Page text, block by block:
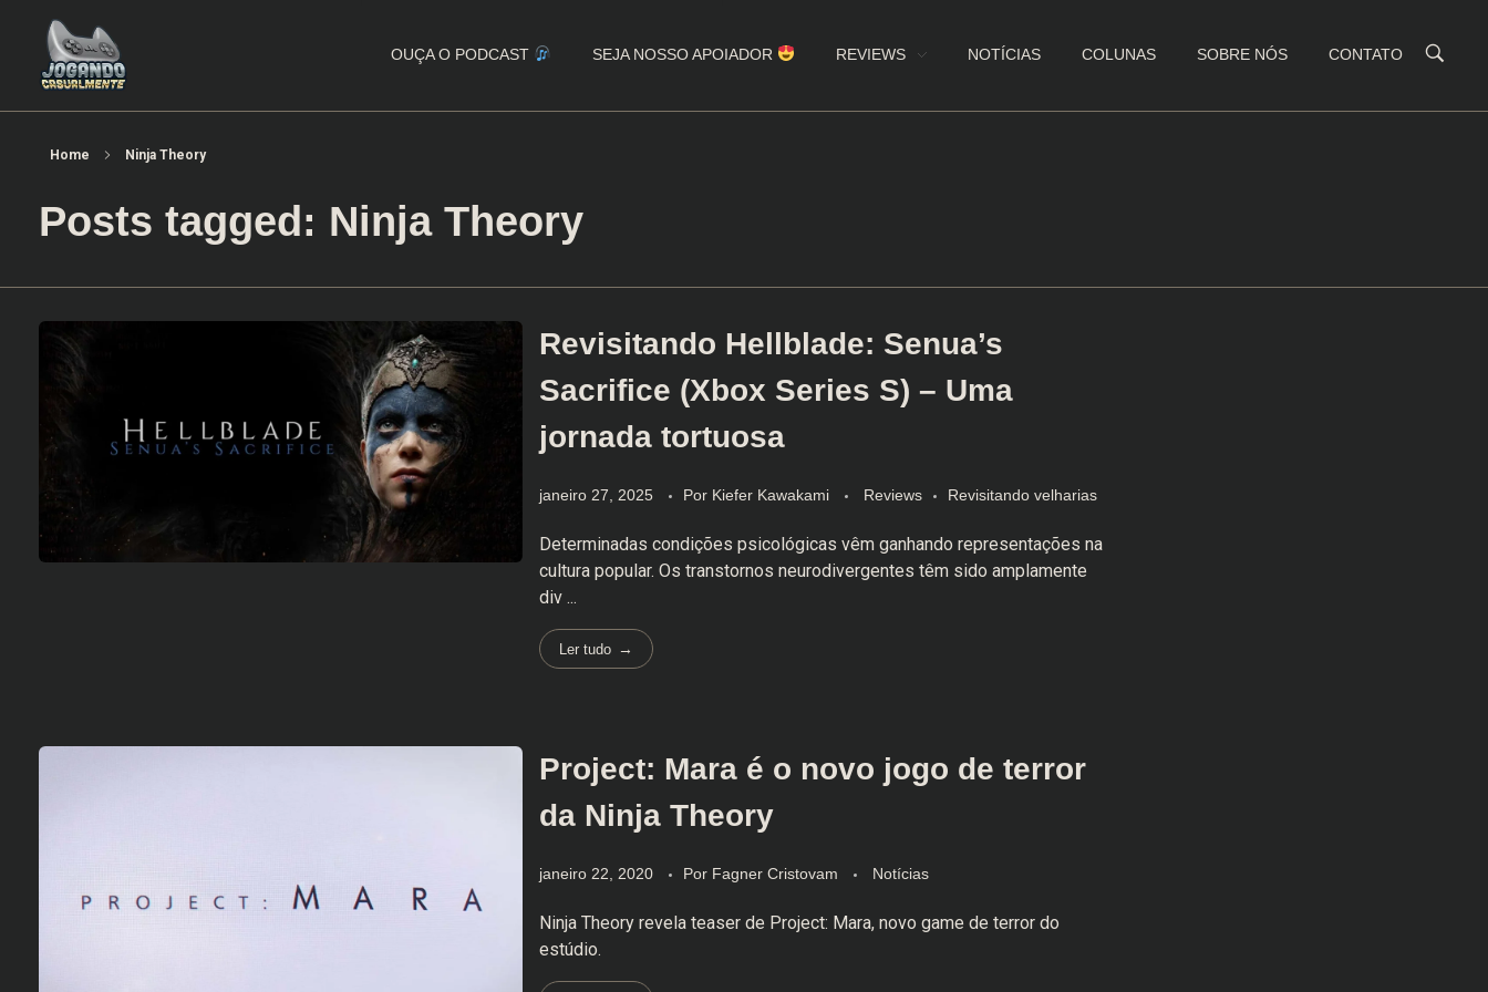
OUÇA O PODCAST SEJA NOSSO APOIADOR REVIEWS NOTÍCIAS COLUNAS SOBRE NÓS CONTATO
Home Ninja Theory
Posts tagged: Ninja Theory
Revisitando Hellblade: Senua’s
Sacrifice (Xbox Series S) – Uma
jornada tortuosa
janeiro 27, 2025 Por Kiefer Kawakami Reviews Revisitando velharias
Determinadas condições psicológicas vêm ganhando representações na
cultura popular. Os transtornos neurodivergentes têm sido amplamente
div ...
Ler tudo
Project: Mara é o novo jogo de terror
da Ninja Theory
janeiro 22, 2020 Por Fagner Cristovam Notícias
Ninja Theory revela teaser de Project: Mara, novo game de terror do
estúdio.